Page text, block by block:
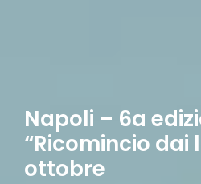
Napoli – 6a
“Ricomincio dai
ottobre